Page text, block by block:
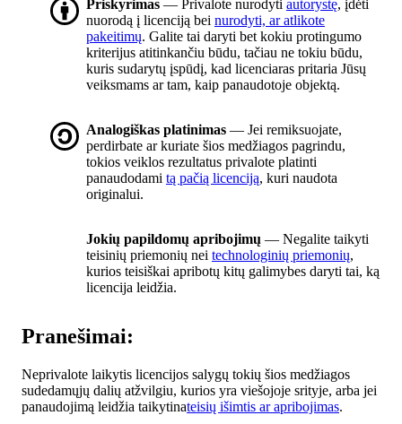
Priskyrimas — Privalote nurodyti autorystę, įdėti
nuorodą į licenciją bei nurodyti, ar atlikote
pakeitimų. Galite tai daryti bet kokiu protingumo
kriterijus atitinkančiu būdu, tačiau ne tokiu būdu,
kuris sudarytų įspūdį, kad licenciaras pritaria Jūsų
veiksmams ar tam, kaip panaudotoje objektą.
Analogiškas platinimas — Jei remiksuojate,
perdirbate ar kuriate šios medžiagos pagrindu,
tokios veiklos rezultatus privalote platinti
panaudodami tą pačią licenciją, kuri naudota
originalui.
Jokių papildomų apribojimų — Negalite taikyti
teisinių priemonių nei technologinių priemonių,
kurios teisiškai apribotų kitų galimybes daryti tai, ką
licencija leidžia.
Pranešimai:
Neprivalote laikytis licencijos salygų tokių šios medžiagos
sudedamųjų dalių atžvilgiu, kurios yra viešojoje srityje, arba jei
panaudojimą leidžia taikytinateisių išimtis ar apribojimas.